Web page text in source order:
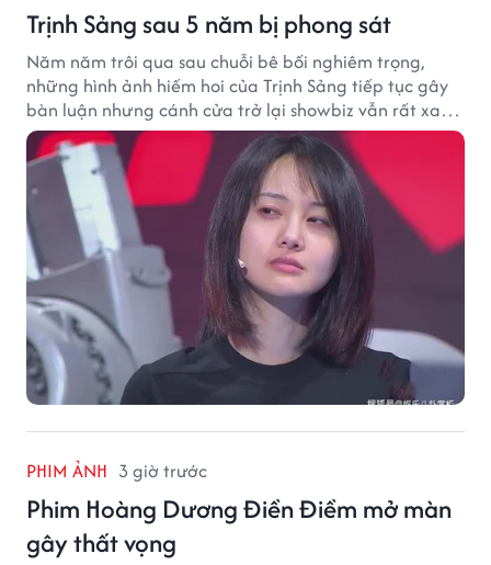
Trịnh Sảng sau 5 năm bị phong sát
Năm năm trôi qua sau chuỗi bê bối nghiêm trọng,
những hình ảnh hiếm hoi của Trịnh Sảng tiếp tục gây
bàn luận nhưng cánh cửa trở lại showbiz vẫn rất xa
vời.
PHIM ẢNH 3 giờ trước
Phim Hoàng Dương Điền Điềm mở màn
gây thất vọng